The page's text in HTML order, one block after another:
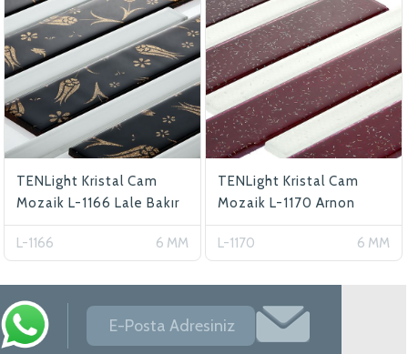
TENLight Kristal Cam
Mozaik L-1166 Lale Bakır
L-1166 6 MM
TENLight Kristal Cam
Mozaik L-1170 Arnon
L-1170 6 MM